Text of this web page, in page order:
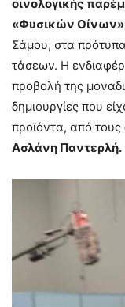
οινολογικής
«Φυσικών Οίνων»
Σάμου, στα
τάσεων. Η
προβολή της
δημιουργίες που
προϊόντα, από τους
Ασλάνη Παντερλή.